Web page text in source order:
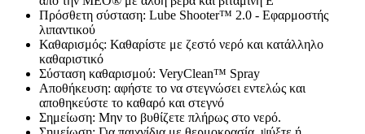
Πρόσθετη σύσταση: Lube Shooter™ 2.0 - Εφαρμοστής
λιπαντικού
Καθαρισμός: Καθαρίστε με ζεστό νερό και κατάλληλο
καθαριστικό
Σύσταση καθαρισμού: VeryClean™ Spray
Αποθήκευση: αφήστε το να στεγνώσει εντελώς και
αποθηκεύστε το καθαρό και στεγνό
Σημείωση: Μην το βυθίζετε πλήρως στο νερό.